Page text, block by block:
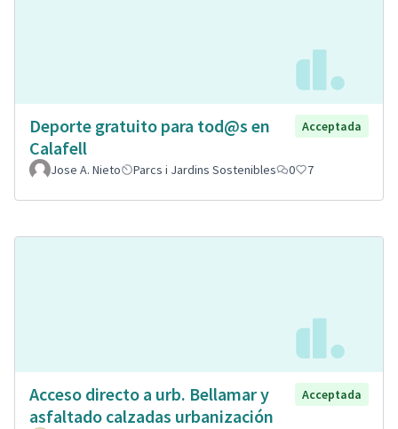
Deporte gratuito para tod@s en
Calafell
Acceptada
Jose A. Nieto Parcs i Jardins Sostenibles 0 7
Acceso directo a urb. Bellamar y
asfaltado calzadas urbanización
Acceptada